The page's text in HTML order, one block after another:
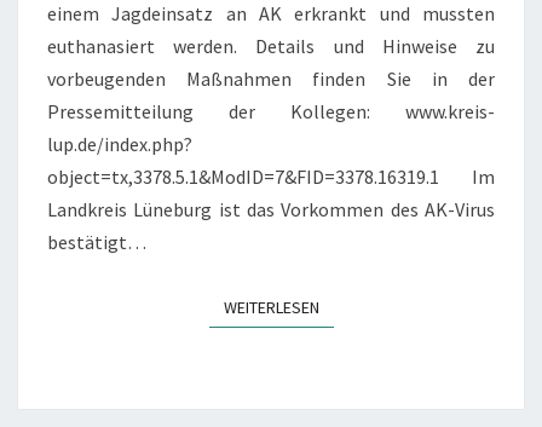
einem Jagdeinsatz an AK erkrankt und mussten
euthanasiert werden. Details und Hinweise zu
vorbeugenden Maßnahmen finden Sie in der
Pressemitteilung der Kollegen: www.kreis-
lup.de/index.php?
object=tx,3378.5.1&ModID=7&FID=3378.16319.1 Im
Landkreis Lüneburg ist das Vorkommen des AK-Virus
bestätigt…
WEITERLESENWEITERLESEN